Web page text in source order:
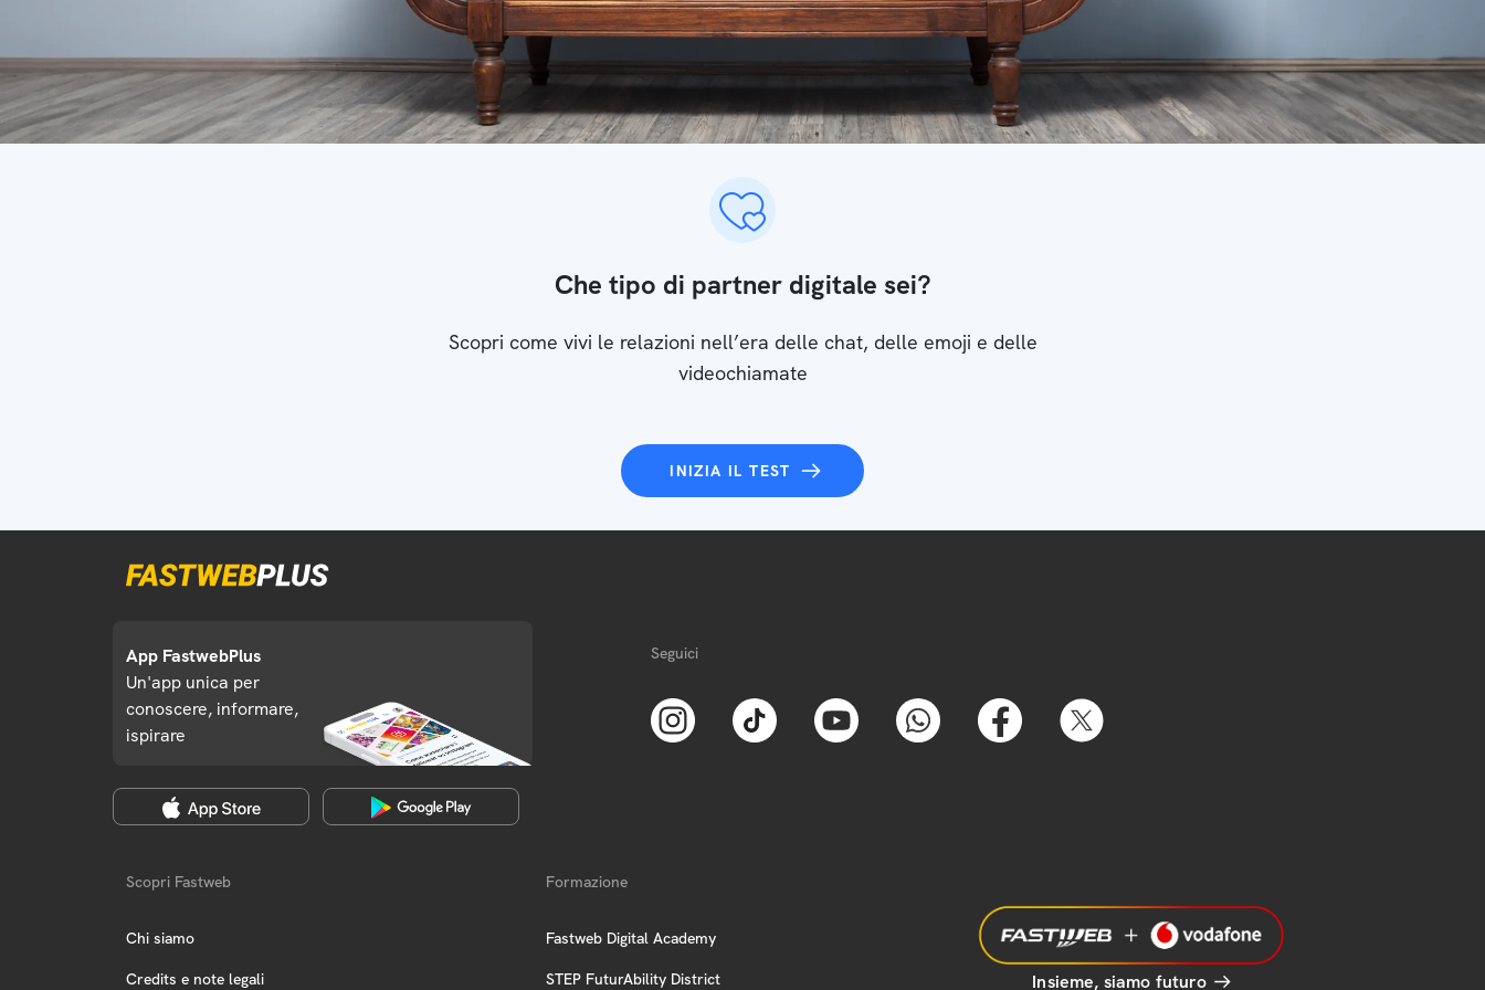
Che tipo di partner digitale sei?
Scopri come vivi le relazioni nell’era delle chat, delle emoji e delle
videochiamate
INIZIA IL TEST
App FastwebPlus
Un'app unica per
conoscere, informare,
ispirare
Seguici
Scopri Fastweb
Chi siamo
Credits e note legali
Formazione
Fastweb Digital Academy
STEP FuturAbility District Insieme, siamo futuro